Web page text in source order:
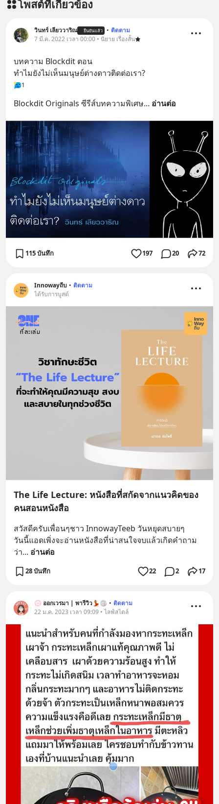
หลับมีประสิทธิภาพมากยิ่งขึ้น 📍 สนใจ
@diipgeek 🔗 หรือกดลิงก์
https://lin.ee/U91Fzyz
โพสต์ที่เกี่ยวข้อง
วินทร์ เลียววาริณ ยืนยันแล้ว • ติดตาม
7 มี.ค. 2022 เวลา 00:00 • นิยาย เรื่องสั้น
บทความ Blockdit ตอน
ทำไมยังไม่เห็นมนุษย์ต่างดาวติดต่อเรา?
1
Blockdit Originals ซีรีส์บทความพิเศษ... อ่านต่อ
115 บันทึก 197 20 72
Innowayถีบ • ติดตาม
ได้รับการบูสต์
The Life Lecture: หนังสือที่สกัดจากแนวคิดของ
คนสอนหนังสือ
สวัสดีครับเพื่อนๆชาว InnowayTeeb วันหยุดสบายๆ
วันนี้แอดเพิ่งจะอ่านหนังสือที่น่าสนใจจบแล้วเกิดคำถาม
ว่า... อ่านต่อ
28 บันทึก 22 2 17
💮 ออกเวรมา | พารีวิว💃🏐 • ติดตาม
22 ม.ค. 2023 เวลา 09:09 • ไลฟ์สไตล์